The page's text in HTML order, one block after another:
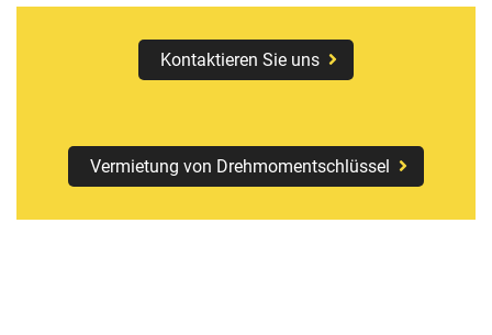
Kontaktieren Sie uns
Vermietung von Drehmomentschlüssel